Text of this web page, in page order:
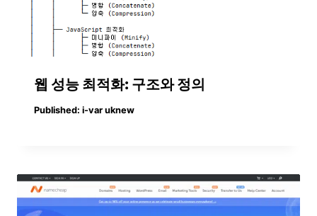
웹 성능 최적화: 구조와 정의
Published: i-var uknew